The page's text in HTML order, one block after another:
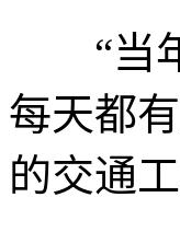
“当年
每天都
的交通